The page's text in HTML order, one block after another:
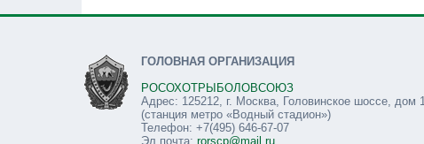
ГОЛОВНАЯ ОРГАНИЗАЦИЯ
РОСОХОТРЫБОЛОВСОЮЗ
Адрес: 125212, г. Москва, Головинское шоссе, дом 1
(станция метро «Водный стадион»)
Телефон: +7(495) 646-67-07
Эл.почта: rorscp@mail.ru